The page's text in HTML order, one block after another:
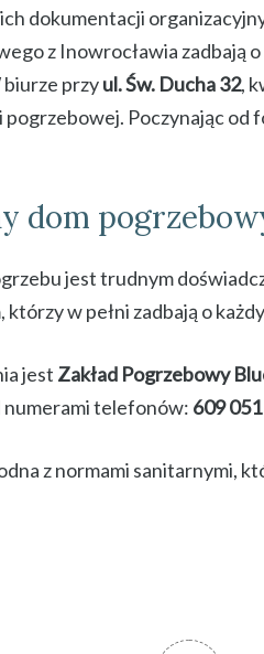
dokumentacji
z Inowrocławia zadbają
przyul. Św. Ducha 32,
Poczynając od
dom
jest trudnym
w pełni zadbają o
jest Zakład Pogrzebowy
numerami telefonów: 609
z normami sanitarnymi,